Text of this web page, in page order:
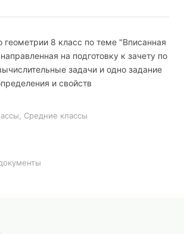
геометрии 8 класс по теме "Вписанная
на подготовку к зачету по
задачи и одно задание
и свойств
Средние классы